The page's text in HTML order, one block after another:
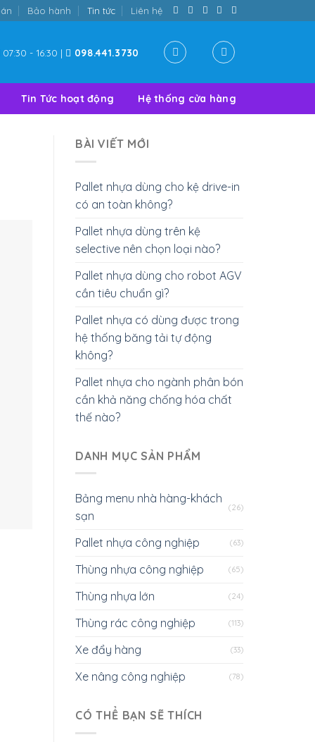
Bảo hành Tin tức Liên hệ
07:30 - 16:30 | 098.441.3730
Tin Tức hoạt động Hệ thống cửa hàng
BÀI VIẾT MỚI
Pallet nhựa dùng cho kệ drive-in
có an toàn không?
Pallet nhựa dùng trên kệ
selective nên chọn loại nào?
Pallet nhựa dùng cho robot AGV
cần tiêu chuẩn gì?
Pallet nhựa có dùng được trong
hệ thống băng tải tự động
không?
Pallet nhựa cho ngành phân bón
cần khả năng chống hóa chất
thế nào?
DANH MỤC SẢN PHẨM
Bảng menu nhà hàng-khách
sạn
(26)
Pallet nhựa công nghiệp (63)
Thùng nhựa công nghiệp (65)
Thùng nhựa lớn (24)
Thùng rác công nghiệp (113)
Xe đẩy hàng (33)
Xe nâng công nghiệp (78)
CÓ THỂ BẠN SẼ THÍCH